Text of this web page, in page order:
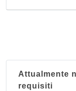
Attualmente
requisiti